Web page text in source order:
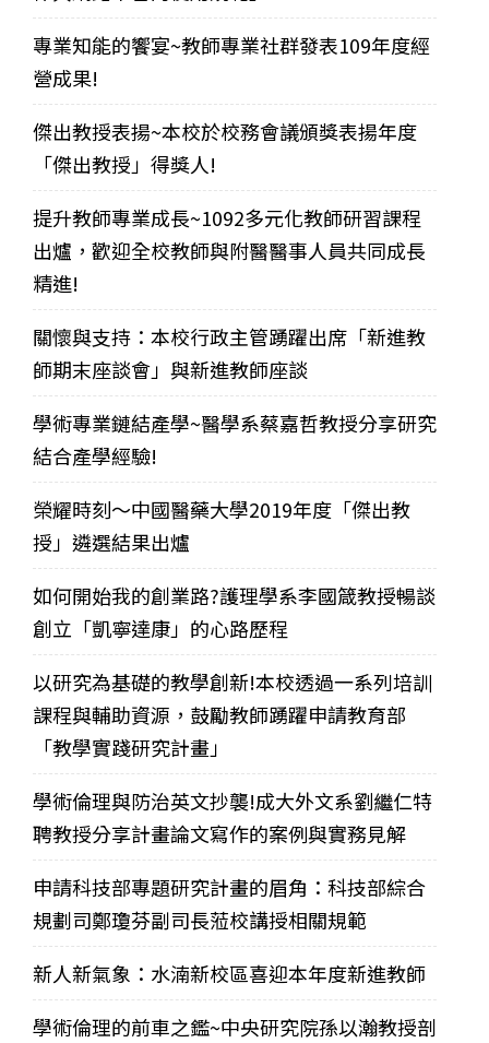
專業知能的饗宴~教師專業社群發表109年度經
營成果!
傑出教授表揚~本校於校務會議頒獎表揚年度
「傑出教授」得獎人!
提升教師專業成長~1092多元化教師研習課程
出爐，歡迎全校教師與附醫醫事人員共同成長
精進!
關懷與支持：本校行政主管踴躍出席「新進教
師期末座談會」與新進教師座談
學術專業鏈結產學~醫學系蔡嘉哲教授分享研究
結合產學經驗!
榮耀時刻～中國醫藥大學2019年度「傑出教
授」遴選結果出爐
如何開始我的創業路?護理學系李國箴教授暢談
創立「凱寧達康」的心路歷程
以研究為基礎的教學創新!本校透過一系列培訓
課程與輔助資源，鼓勵教師踴躍申請教育部
「教學實踐研究計畫」
學術倫理與防治英文抄襲!成大外文系劉繼仁特
聘教授分享計畫論文寫作的案例與實務見解
申請科技部專題研究計畫的眉角：科技部綜合
規劃司鄭瓊芬副司長蒞校講授相關規範
新人新氣象：水湳新校區喜迎本年度新進教師
學術倫理的前車之鑑~中央研究院孫以瀚教授剖